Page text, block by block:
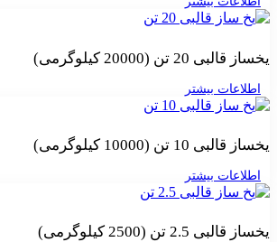
یخساز قالبی 20 تن (20000 کیلوگرمی)
اطلاعات بیشتر
یخساز قالبی 10 تن (10000 کیلوگرمی)
اطلاعات بیشتر
یخساز قالبی 2.5 تن (2500 کیلوگرمی)